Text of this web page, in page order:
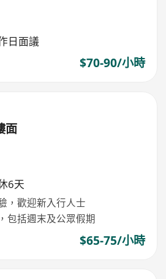
日面議
$70-90/小時
面
6天
，歡迎新入行人士
包括週末及公眾假期
$65-75/小時